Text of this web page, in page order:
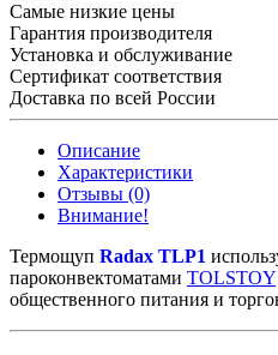
Самые низкие цены
Гарантия производителя
Установка и обслуживание
Сертификат соответствия
Доставка по всей России
Описание
Характеристики
Отзывы (0)
Внимание!
Термощуп Radax TLP1
пароконвектоматами TOLSTOY
общественного питания и